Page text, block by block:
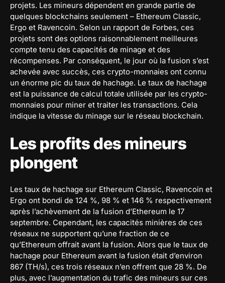
projets. Les mineurs dépendent en grande partie de
quelques blockchains seulement – Ethereum Classic,
Ergo et Ravencoin. Selon un rapport de Forbes, ces
projets sont des options raisonnablement meilleures
compte tenu des capacités de minage et des
récompenses. Par conséquent, le jour où la fusion s’est
achevée avec succès, ces crypto-monnaies ont connu
un énorme pic du taux de hachage. Le taux de hachage
est la puissance de calcul totale utilisée par les crypto-
monnaies pour miner et traiter les transactions. Cela
indique la vitesse du minage sur le réseau blockchain.
Les profits des mineurs
plongent
Les taux de hachage sur Ethereum Classic, Ravencoin et
Ergo ont bondi de 124 %, 98 % et 146 % respectivement
après l’achèvement de la fusion d’Ethereum le 17
septembre. Cependant, les capacités minières de ces
réseaux ne supportent qu’une fraction de ce
qu’Ethereum offrait avant la fusion. Alors que le taux de
hachage pour Ethereum avant la fusion était d’environ
867 (TH/s), ces trois réseaux n’en offrent que 28 %. De
plus, avec l’augmentation du trafic des mineurs sur ces